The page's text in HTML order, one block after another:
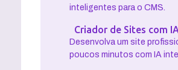
inteligentes para o CMS.
Criador de Sites com
Desenvolva um site
poucos minutos com IA